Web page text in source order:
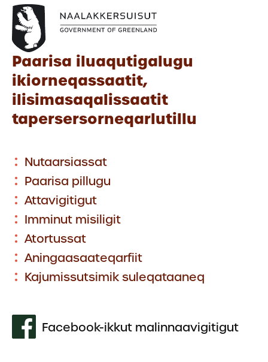
Paarisa iluaqutigalugu
ikiorneqassaatit,
ilisimasaqalissaatit
tapersersorneqarlutillu
Nutaarsiassat
Paarisa pillugu
Attavigitigut
Imminut misiligit
Atortussat
Aningaasaateqarfiit
Kajumissutsimik suleqataaneq
Facebook-ikkut malinnaavigitigut